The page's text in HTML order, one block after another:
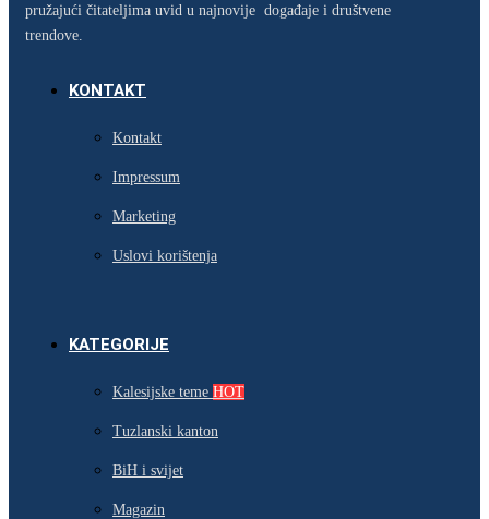
pružajući čitateljima uvid u najnovije događaje i društvene
trendove.
KONTAKT
Kontakt
Impressum
Marketing
Uslovi korištenja
KATEGORIJE
Kalesijske teme HOT
Tuzlanski kanton
BiH i svijet
Magazin